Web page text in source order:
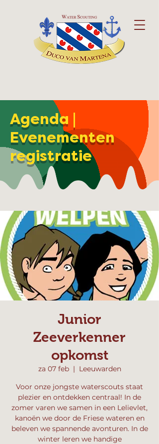
Agenda |
Evenementen
registratie
Junior
Zeeverkenner
opkomst
za 07 feb
  |
Leeuwarden
Voor onze jongste waterscouts staat
plezier en ontdekken centraal! In de
zomer varen we samen in een Lelievlet,
kanoën we door de Friese wateren en
beleven we spannende avonturen. In de
winter leren we handige